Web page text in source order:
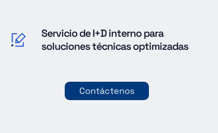
Servicio de I+D interno para
soluciones técnicas optimizadas
Contáctenos